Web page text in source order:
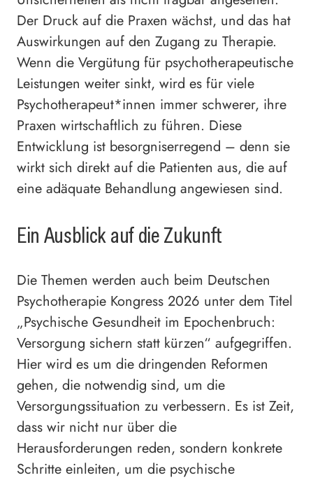
Der Druck auf die Praxen wächst, und das hat
Auswirkungen auf den Zugang zu Therapie.
Wenn die Vergütung für psychotherapeutische
Leistungen weiter sinkt, wird es für viele
Psychotherapeut*innen immer schwerer, ihre
Praxen wirtschaftlich zu führen. Diese
Entwicklung ist besorgniserregend – denn sie
wirkt sich direkt auf die Patienten aus, die auf
eine adäquate Behandlung angewiesen sind.
Ein Ausblick auf die Zukunft
Die Themen werden auch beim Deutschen
Psychotherapie Kongress 2026 unter dem Titel
„Psychische Gesundheit im Epochenbruch:
Versorgung sichern statt kürzen“ aufgegriffen.
Hier wird es um die dringenden Reformen
gehen, die notwendig sind, um die
Versorgungssituation zu verbessern. Es ist Zeit,
dass wir nicht nur über die
Herausforderungen reden, sondern konkrete
Schritte einleiten, um die psychische